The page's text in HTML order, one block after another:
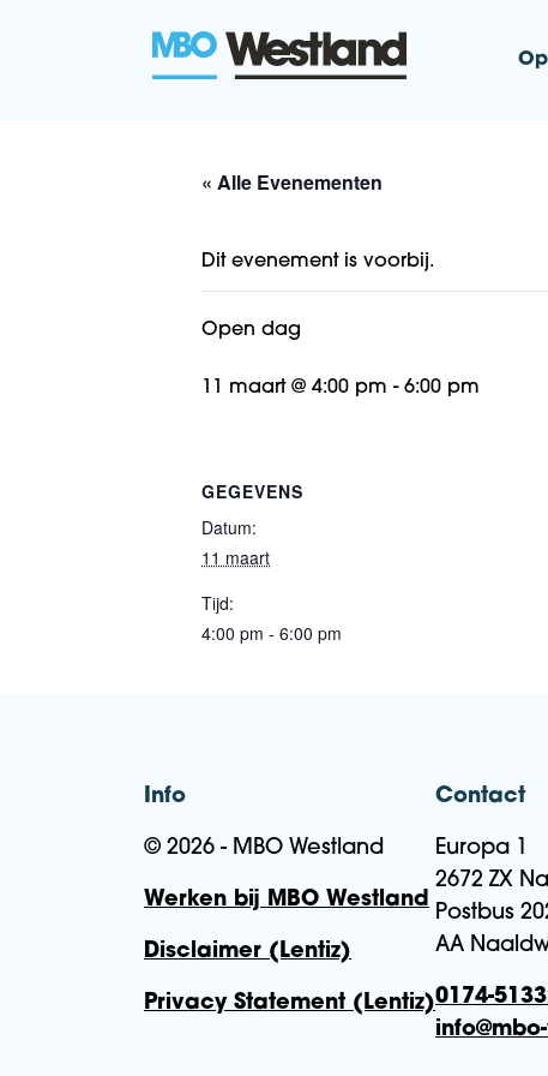
MBO Westland
« Alle Evenementen
Dit evenement is voorbij.
Open dag
11 maart @ 4:00 pm - 6:00 pm
GEGEVENS
Datum:
11 maart
Tijd:
4:00 pm - 6:00 pm
Info
© 2026 - MBO Westland
Werken bij MBO Westland
Disclaimer (Lentiz)
Privacy Statement (Lentiz)
Contact
Europa 1
2672 ZX
Postbus
AA
0174-